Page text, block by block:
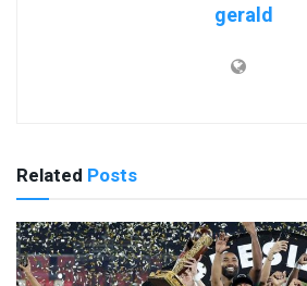
gerald
Related Posts